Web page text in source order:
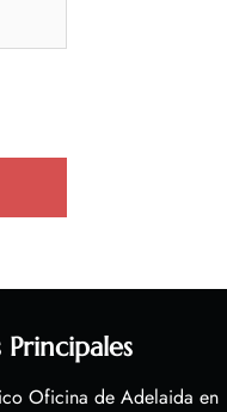
Principales
Oficina de Adelaida en